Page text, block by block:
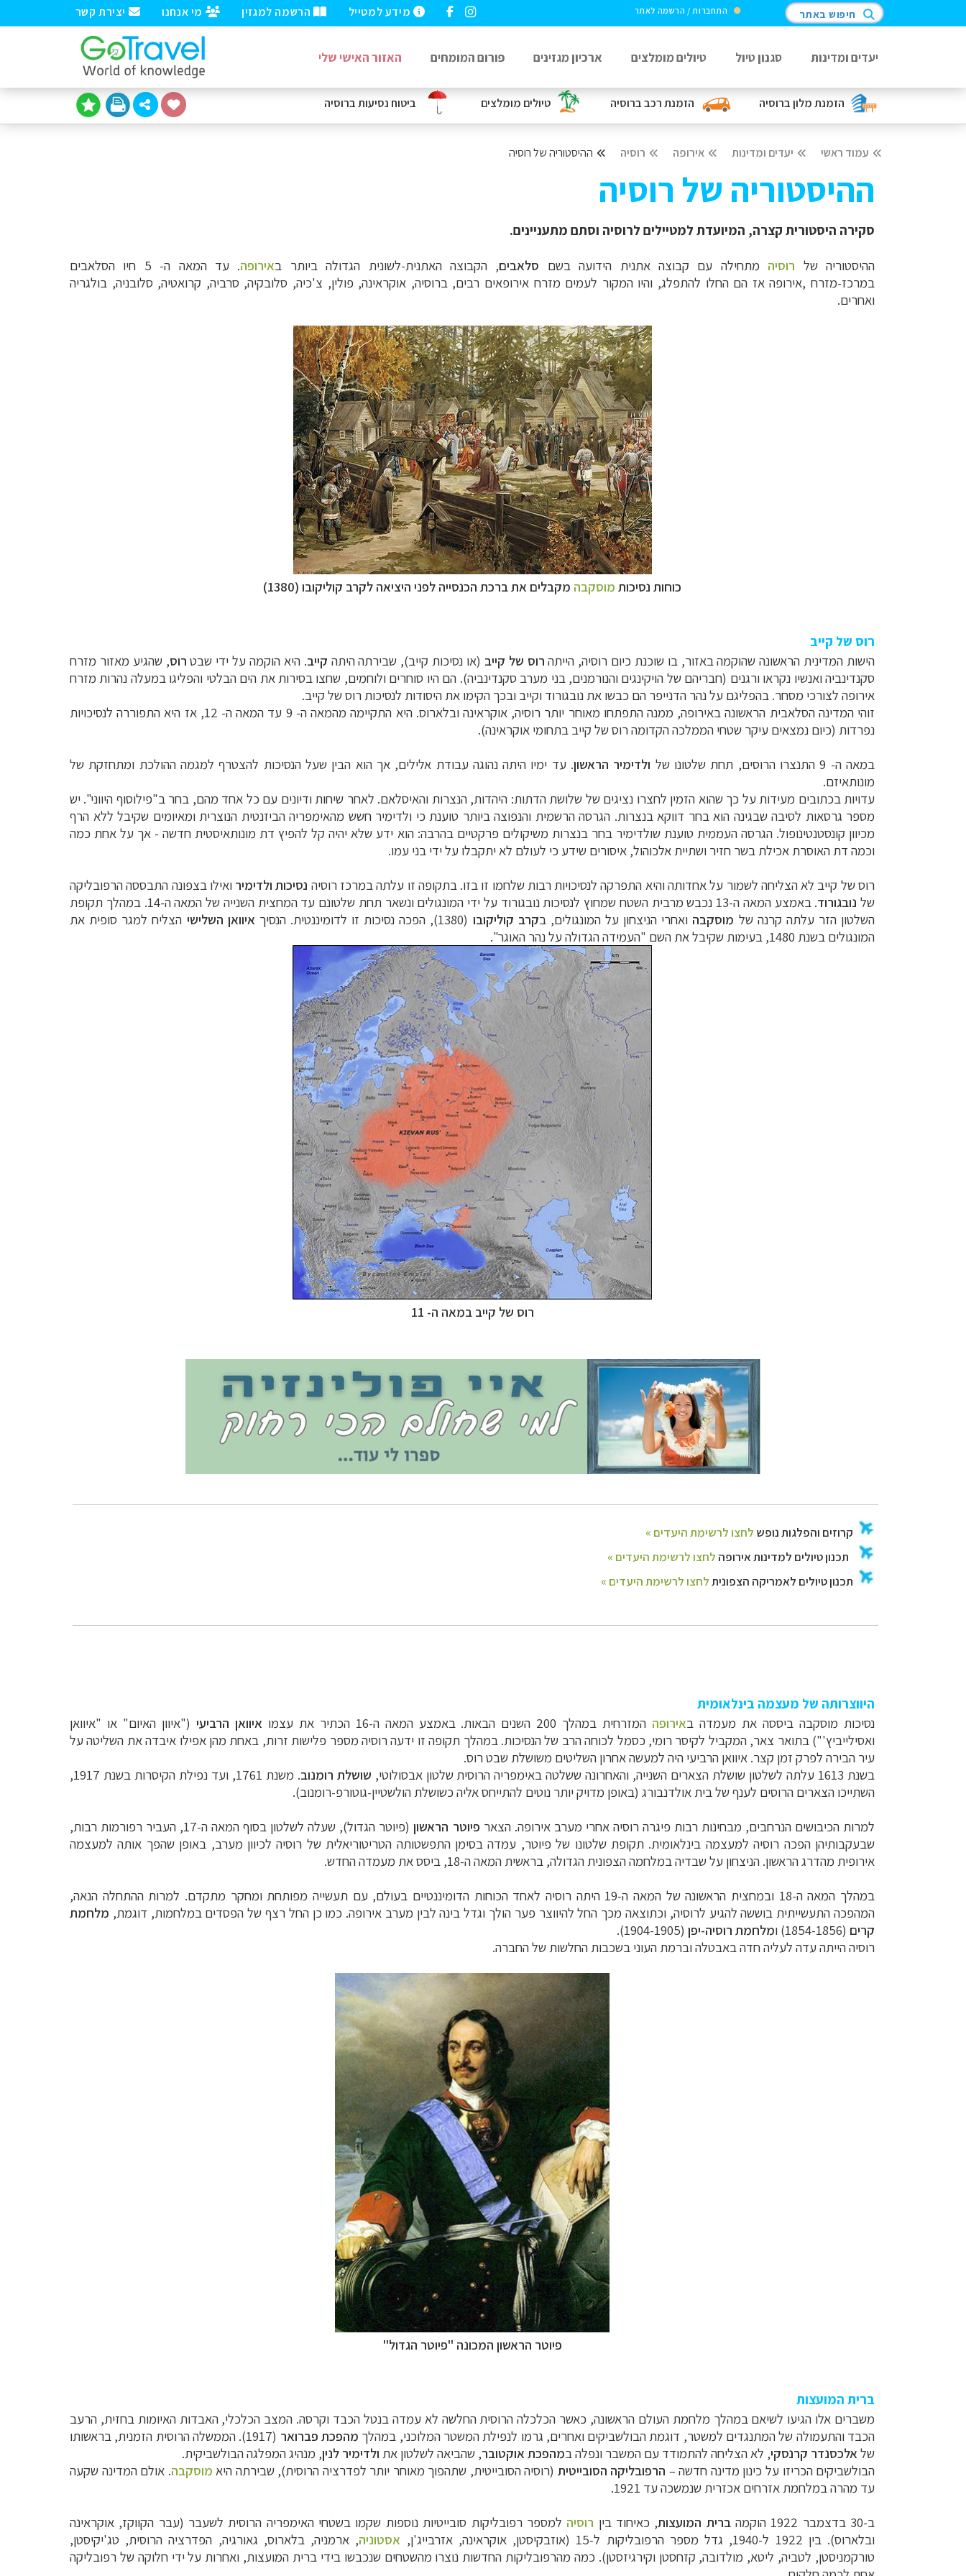
הזמנת מלוןברוסיה הזמנת רכבברוסיה טיולים מומלצים ביטוח נסיעותברוסיה
יצירת קשר מי אנחנו הרשמה למגזין מידע למטייל התחברות / הרשמה לאתר חיפוש באתר
יעדים ומדינות סגנון טיול טיולים מומלצים ארכיון מגזינים פורום המומחים האזור האישי שלי
עמוד ראשי יעדים ומדינות אירופה רוסיה ההיסטוריה של רוסיה
ההיסטוריה של רוסיה
סקירה היסטורית קצרה, המיועדת למטיילים לרוסיה וסתם מתעניינים.
ההיסטוריה של רוסיה מתחילה עם קבוצה אתנית הידועה בשם סלאבים, הקבוצה האתנית-לשונית הגדולה ביותר באירופה
. עד המאה ה- 5 חיו הסלאבים
במרכז-מזרח ,אירופהאז הם החלו להתפלג, והיו המקור לעמים מזרח אירופאים רבים, ברוסיה, אוקראינה, פולין, צ'כיה, סלובקיה, סרביה, קרואטיה, סלובניה, בולגריה
ואחרים.
כוחות נסיכות מוסקבה מקבלים את ברכת הכנסייה לפני היציאה לקרב קוליקובו (1380)
רוס של קייב
הישות המדינית הראשונה שהוקמה באזור, בו שוכנת כיום רוסיה, הייתה רוס של קייב (או נסיכות קייב), שבירתה היתה קייב. היא הוקמה על ידי שבט רוס, שהגיע מאזור מזרח
סקנדינביה ואנשיו נקראו ורגנים (חבריהם של הויקינגים והנורמנים, בני מערב סקנדינביה). הם היו סוחרים ולוחמים, שחצו בסירות את הים הבלטי והפליגו במעלה נהרות מזרח
אירופה לצורכי מסחר. בהפליגם על נהר הדנייפר הם כבשו את נובגורוד וקייב ובכך הקימו את היסודות לנסיכות רוס של קייב.
זוהי המדינה הסלאבית הראשונה באירופה, ממנה התפתחו מאוחר יותר רוסיה, אוקראינה ובלארוס. היא התקיימה מהמאה ה- 9 עד המאה ה- 12, אז היא התפוררה לנסיכויות
נפרדות (כיום נמצאים עיקר שטחי הממלכה הקדומה רוס של קייב בתחומי אוקראינה).
במאה ה- 9 התנצרו הרוסים, תחת שלטונו של
ולדימיר הראשון. עד ימיו היתה נהוגה עבודת אלילים, אך הוא הבין שעל הנסיכות להצטרף למגמה ההולכת ומתחזקת של
מונותאיזם.
עדויות בכתובים מעידות על כך שהוא הזמין לחצרו נציגים של שלושת הדתות: היהדות, הנצרות והאיסלאם. לאחר שיחות ודיונים עם כל אחד מהם, בחר ב"פילוסוף היווני". יש
מספר גרסאות לסיבה שבגינה הוא בחר דווקא בנצרות. הגרסה הרשמית והנפוצה ביותר טוענת כי ולדימיר חשש מהאימפריה הביזנטית הנוצרית ומאיומים שקיבל ללא הרף
מכיוון קונסטנטינופול. הגרסה העממית טוענת שולדימיר בחר בנצרות משיקולים פרקטיים בהרבה: הוא ידע שלא יהיה קל להפיץ דת מונותאיסטית חדשה - אך על אחת כמה
וכמה דת האוסרת אכילת בשר חזיר ושתיית אלכוהול, איסורים שידע כי לעולם לא יתקבלו על ידי בני עמו.
רוס של קייב לא הצליחה לשמור על אחדותה והיא התפרקה לנסיכויות רבות שלחמו זו בזו. בתקופה זו עלתה במרכז רוסיה נסיכות ולדימיר ואילו בצפונה התבססה הרפובליקה
של נובגורוד
. באמצע המאה ה-13 נכבש מרבית השטח שמחוץ לנסיכות נובגורוד על ידי המונגולים ונשאר תחת שלטונם עד המחצית השנייה של המאה ה-14. במהלך תקופת
השלטון הזר עלתה קרנה של מוסקבה ואחרי הניצחון על המונגולים, בקרב קוליקובו (1380), הפכה נסיכות זו לדומיננטית. הנסיך איוואן השלישי הצליח למגר סופית את
המונגולים בשנת 1480, בעימות שקיבל את השם "העמידה הגדולה על נהר האוגר".
רוס של קייב במאה ה- 11
לחצו לרשימת היעדים »
תכנון טיולים למדינות אירופהלחצו לרשימת היעדים »
לחצו לרשימת היעדים »
היווצרותה של מעצמה בינלאומית
נסיכות מוסקבה ביססה את מעמדה באירופה המזרחית במהלך 200 השנים הבאות. באמצע המאה ה-16 הכתיר את עצמו איוואן הרביעי ("איוון האיום" או "איוואן
ואסילייביץ'") בתואר צאר, המקביל לקיסר רומי, כסמל לכוחה הרב של הנסיכות. במהלך תקופה זו ידעה רוסיה מספר פלישות זרות, באחת מהן אפילו איבדה את השליטה על
עיר הבירה לפרק זמן קצר. איוואן הרביעי היה למעשה אחרון השליטים משושלת שבט רוס.
בשנת 1613 עלתה לשלטון שושלת הצארים השנייה, והאחרונה ששלטה באימפריה הרוסית שלטון אבסולוטי,
שושלת רומנוב
. משנת 1761, ועד נפילת הקיסרות בשנת 1917,
השתייכו הצארים הרוסים לענף של בית אולדנבורג (באופן מדויק יותר נוטים להתייחס אליה כשושלת הולשטיין-גוטורפ-רומנוב).
למרות הכיבושים הנרחבים, מבחינות רבות פיגרה רוסיה אחרי מערב אירופה. הצאר פיוטר הראשון
(פיוטר הגדול), שעלה לשלטון בסוף המאה ה-17, העביר רפורמות רבות,
שבעקבותיהן הפכה רוסיה למעצמה בינלאומית. תקופת שלטונו של פיוטר, עמדה בסימן התפשטותה הטריטוריאלית של רוסיה לכיוון מערב, באופן שהפך אותה למעצמה
אירופית מהדרג הראשון. הניצחון על שבדיה במלחמה הצפונית הגדולה, בראשית המאה ה-18, ביסס את מעמדה החדש.
במהלך המאה ה-18 ובמחצית הראשונה של המאה ה-19 היתה רוסיה לאחד הכוחות הדומיננטיים בעולם, עם תעשייה מפותחת ומחקר מתקדם. למרות ההתחלה הנאה,
המהפכה התעשייתית בוששה להגיע לרוסיה, וכתוצאה מכך החל להיווצר פער הולך וגדל בינה לבין מערב אירופה. כמו כן החל רצף של הפסדים במלחמות, דוגמת, מלחמת
קרים (1854-1856) ו מלחמת רוסיה-יפן (1904-1905).
רוסיה הייתה עדה לעליה חדה באבטלה וברמת העוני בשכבות החלשות של החברה.
פיוטר הראשון המכונה "פיוטר הגדול"
ברית המועצות
משברים אלו הגיעו לשיאם במהלך מלחמת העולם הראשונה, כאשר הכלכלה הרוסית החלשה לא עמדה בנטל הכבד וקרסה. המצב הכלכלי, האבדות האיומות בחזית, הרעב
הכבד והתעמולה של המתנגדים למשטר, דוגמת הבולשביקים ואחרים, גרמו לנפילת המשטר המלוכני, במהלך מהפכת פברואר
(1917). הממשלה הרוסית הזמנית, בראשותו
של אלכסנדר קרנסקי, לא הצליחה להתמודד עם המשבר ונפלה במהפכת אוקטובר, שהביאה לשלטון את ולדימיר לנין, מנהיג המפלגה הבולשביקית.
הבולשביקים הכריזו על כינון מדינה חדשה – הרפובליקה הסובייטית (רוסיה הסובייטית, שתהפוך מאוחר יותר לפדרציה הרוסית), שבירתה היא מוסקבה. אולם המדינה שקעה
עד מהרה במלחמת אזרחים אכזרית שנמשכה עד 1921.
ב-30 בדצמבר 1922 הוקמה
ברית המועצות, כאיחוד בין רוסיה למספר רפובליקות סובייטיות נוספות שקמו בשטחי האימפריה הרוסית לשעבר (עבר הקווקז, אוקראינה
ובלארוס). בין 1922 ל-1940, גדל מספר הרפובליקות ל-15 (אוזבקיסטן, אוקראינה, אזרבייג'ן,
אסטוניה, ארמניה, בלארוס, גאורגיה, הפדרציה הרוסית, טג'יקיסטן,
טורקמניסטן, לטביה, ליטא, מולדובה, קזחסטן וקירגיזסטן). כמה מהרפובליקות החדשות נוצרו מהשטחים שנכבשו בידי ברית המועצות, ואחרות על ידי חלוקה של רפובליקה
קרוזים והפלגות נופשלחצו לרשימת היעדים »
תכנון טיולים למדינות אירופהלחצו לרשימת היעדים »
תכנוןטיולים לאמריקה הצפוניתלחצו לרשימת היעדים »